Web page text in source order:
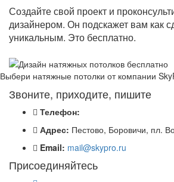
Создайте свой проект и
дизайнером. Он подскажет вам как
уникальным. Это бесплатно.
Выбери натяжные потолки от компании
Звоните, приходите, пишите
Телефон:
Адрес: Пестово, Боровичи, пл.
Email: mail@skypro.ru
Присоединяйтесь